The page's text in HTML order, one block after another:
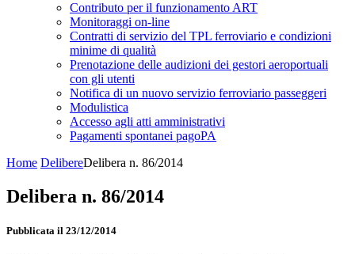
Contributo per il funzionamento ART
Monitoraggi on-line
Contratti di servizio del TPL ferroviario e condizioni
minime di qualità
Prenotazione delle audizioni dei gestori aeroportuali
con gli utenti
Notifica di un nuovo servizio ferroviario passeggeri
Modulistica
Accesso agli atti amministrativi
Pagamenti spontanei pagoPA
Home DelibereDelibera n. 86/2014
Delibera n. 86/2014
Pubblicata il 23/12/2014